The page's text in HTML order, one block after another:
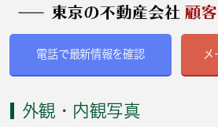
電話で最新情報を確認 メ
外観・内観写真